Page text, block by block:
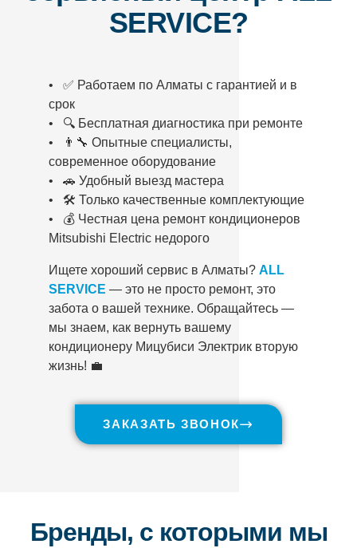
SERVICE?
• ✅ Работаем по Алматы с гарантией и в
срок
• 🔍 Бесплатная диагностика при ремонте
• 👨‍🔧 Опытные специалисты,
современное оборудование
• 🚗 Удобный выезд мастера
• 🛠️ Только качественные комплектующие
• 💰 Честная цена ремонт кондиционеров
Mitsubishi Electric недорого
Ищете хороший сервис в Алматы? ALL
SERVICE — это не просто ремонт, это
забота о вашей технике. Обращайтесь —
мы знаем, как вернуть вашему
кондиционеру Мицубиси Электрик вторую
жизнь! 💼
ЗАКАЗАТЬ ЗВОНОК
Бренды, с которыми мы